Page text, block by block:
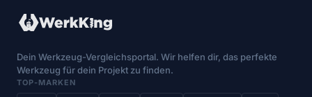
Dein Werkzeug-Vergleichsportal. Wir helfen dir, das perfekte
Werkzeug für dein Projekt zu finden.
TOP-MARKEN